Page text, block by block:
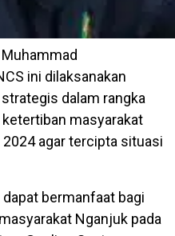
ini dilaksanakan
dalam rangka
masyarakat
agar tercipta situasi
bermanfaat bagi
Nganjuk pada